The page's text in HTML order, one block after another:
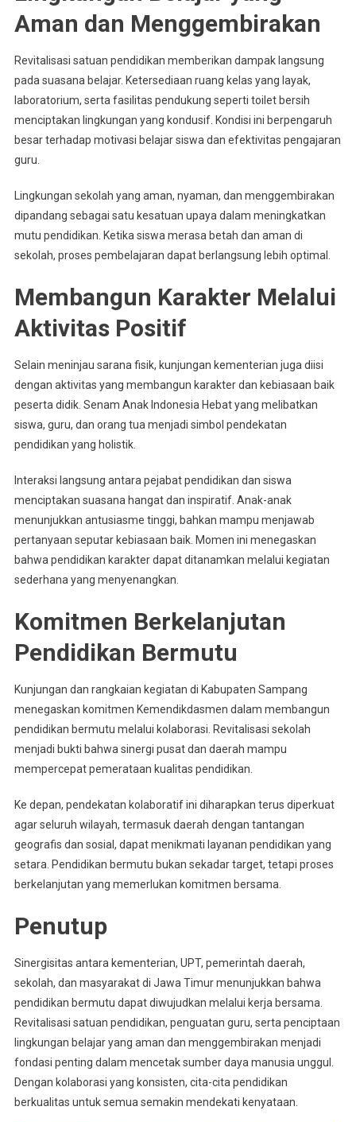
Aman dan Menggembirakan
Revitalisasi satuan pendidikan memberikan dampak langsung
pada suasana belajar. Ketersediaan ruang kelas yang layak,
laboratorium, serta fasilitas pendukung seperti toilet bersih
menciptakan lingkungan yang kondusif. Kondisi ini berpengaruh
besar terhadap motivasi belajar siswa dan efektivitas pengajaran
guru.
Lingkungan sekolah yang aman, nyaman, dan menggembirakan
dipandang sebagai satu kesatuan upaya dalam meningkatkan
mutu pendidikan. Ketika siswa merasa betah dan aman di
sekolah, proses pembelajaran dapat berlangsung lebih optimal.
Membangun Karakter Melalui
Aktivitas Positif
Selain meninjau sarana fisik, kunjungan kementerian juga diisi
dengan aktivitas yang membangun karakter dan kebiasaan baik
peserta didik. Senam Anak Indonesia Hebat yang melibatkan
siswa, guru, dan orang tua menjadi simbol pendekatan
pendidikan yang holistik.
Interaksi langsung antara pejabat pendidikan dan siswa
menciptakan suasana hangat dan inspiratif. Anak-anak
menunjukkan antusiasme tinggi, bahkan mampu menjawab
pertanyaan seputar kebiasaan baik. Momen ini menegaskan
bahwa pendidikan karakter dapat ditanamkan melalui kegiatan
sederhana yang menyenangkan.
Komitmen Berkelanjutan
Pendidikan Bermutu
Kunjungan dan rangkaian kegiatan di Kabupaten Sampang
menegaskan komitmen Kemendikdasmen dalam membangun
pendidikan bermutu melalui kolaborasi. Revitalisasi sekolah
menjadi bukti bahwa sinergi pusat dan daerah mampu
mempercepat pemerataan kualitas pendidikan.
Ke depan, pendekatan kolaboratif ini diharapkan terus diperkuat
agar seluruh wilayah, termasuk daerah dengan tantangan
geografis dan sosial, dapat menikmati layanan pendidikan yang
setara. Pendidikan bermutu bukan sekadar target, tetapi proses
berkelanjutan yang memerlukan komitmen bersama.
Penutup
Sinergisitas antara kementerian, UPT, pemerintah daerah,
sekolah, dan masyarakat di Jawa Timur menunjukkan bahwa
pendidikan bermutu dapat diwujudkan melalui kerja bersama.
Revitalisasi satuan pendidikan, penguatan guru, serta penciptaan
lingkungan belajar yang aman dan menggembirakan menjadi
fondasi penting dalam mencetak sumber daya manusia unggul.
Dengan kolaborasi yang konsisten, cita-cita pendidikan
berkualitas untuk semua semakin mendekati kenyataan.